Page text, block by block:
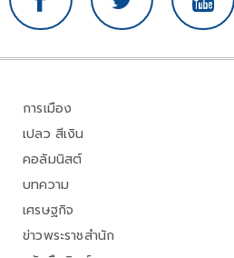
การเมือง
เปลว สีเงิน
คอลัมนิสต์
บทความ
เศรษฐกิจ
ข่าวพระราชสำนัก